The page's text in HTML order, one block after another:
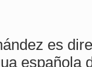
es
española